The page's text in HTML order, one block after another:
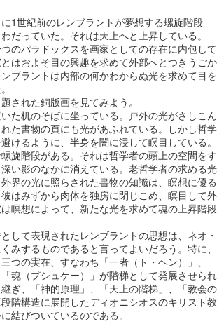
1世紀前のレンブラントが夢想する螺旋階段
だっていた。それは天上へと上昇している。
のパラドックスを画家としての存在に内包して
はおよそ目の興趣を求めて外部へとつきうごか
ブラントは内部の何かわからぬ光を求めて目を
された銅版画を見てみよう。
た机のそばに坐っている。戸外の光がさしこん
た書物の頁にも光があふれている。しかし哲学
けるように、半身を闇に浸して瞑目している。
旋階段がある。それは哲学者の頭上の空間をす
い影のなかに消えている。老哲学者の求める光
界の光に照らされた書物の知識は、瞑想に優る
はみずから肉体を独房に閉じこめ、瞑目して外
瞑想によって、新たな光を求めて魂の上昇階段
して表現されたレンブラントの思想は、ネオ・
みするものであると言ってよいだろう。特に、
つの実在、すなわち「一者（ト・ヘン）」、
「魂（プシュケー）」が階梯として発展させられ
ぎ、「神的原理」、「天上の階梯」、「教会の
階構造に展開したディオニシオスのキリスト教
結びついているのである。